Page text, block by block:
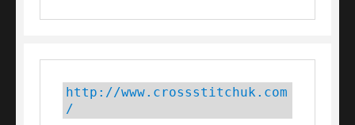
http://www.crossstitchuk.com
/